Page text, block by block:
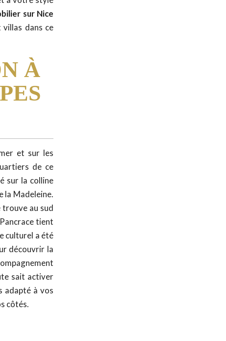
sur Nice
villas dans ce
À
et sur les
de ce
sur la colline
la Madeleine.
au sud
tient
culturel a été
découvrir la
sait activer
adapté à vos
côtés.